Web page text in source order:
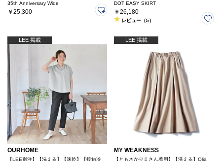
35th Anniversary Wide
￥25,300
DOT EASY SKIRT
￥26,180
レビュー（5）
LEE 掲載
OURHOME
【LEE別注】【洗える】【速乾】【接触冷
LEE 掲載
MY WEAKNESS
【ともさかりえさん着用】【洗える】Olja